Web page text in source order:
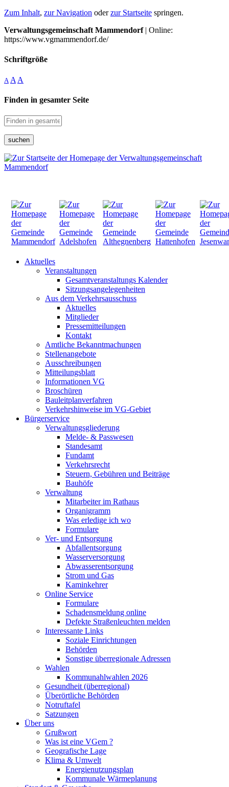
Zum Inhalt, zur Navigation oderzur Startseite springen.
Verwaltungsgemeinschaft Mammendorf| Online:
https://www.vgmammendorf.de/
Schriftgröße
A A A
Finden in gesamter Seite
suchen
Aktuelles
Veranstaltungen
Gesamtveranstaltungs Kalender
Sitzungsangelegenheiten
Aus dem Verkehrsausschuss
Aktuelles
Mitglieder
Pressemitteilungen
Kontakt
Amtliche Bekanntmachungen
Stellenangebote
Ausschreibungen
Mitteilungsblatt
Informationen VG
Broschüren
Bauleitplanverfahren
Verkehrshinweise im VG-Gebiet
Bürgerservice
Verwaltungsgliederung
Melde- & Passwesen
Standesamt
Fundamt
Verkehrsrecht
Steuern, Gebühren und Beiträge
Bauhöfe
Verwaltung
Mitarbeiter im Rathaus
Organigramm
Was erledige ich wo
Formulare
Ver- und Entsorgung
Abfallentsorgung
Wasserversorgung
Abwasserentsorgung
Strom und Gas
Kaminkehrer
Online Service
Formulare
Schadensmeldung online
Defekte Straßenleuchten melden
Interessante Links
Soziale Einrichtungen
Behörden
Sonstige überregionale Adressen
Wahlen
Kommunahlwahlen 2026
Gesundheit (überregional)
Überörtliche Behörden
Notruftafel
Satzungen
Über uns
Grußwort
Was ist eine VGem ?
Geografische Lage
Klima & Umwelt
Energienutzungsplan
Kommunale Wärmeplanung